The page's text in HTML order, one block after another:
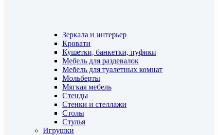
Зеркала и интерьер
Кровати
Кушетки, банкетки, пуфики
Мебель для раздевалок
Мебель для туалетных комнат
Мольберты
Мягкая мебель
Стенды
Стенки и стеллажи
Столы
Стулья
Игрушки